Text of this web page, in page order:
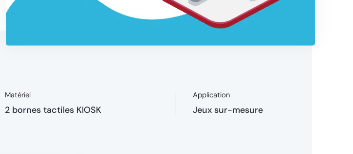
Matériel
2 bornes tactiles KIOSK
Application
Jeux sur-mesure